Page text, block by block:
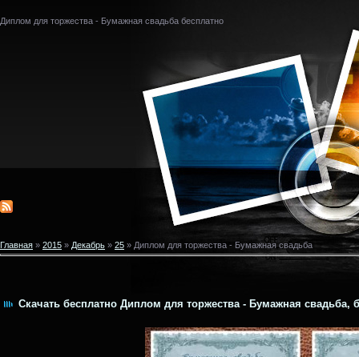
Диплом для торжества - Бумажная свадьба бесплатно
Главная » 2015 » Декабрь » 25 » Диплом для торжества - Бумажная свадьба
Скачать бесплатно Диплом для торжества - Бумажная свадьба,